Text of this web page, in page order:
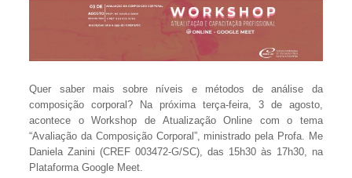
Quer saber mais sobre níveis e métodos de análise da
composição corporal? Na próxima terça-feira, 3 de agosto,
acontece o Workshop de Atualização Online com o tema
“Avaliação da Composição Corporal”, ministrado pela Profa. Me
Daniela Zanini (CREF 003472-G/SC), das 15h30 às 17h30, na
Plataforma Google Meet.